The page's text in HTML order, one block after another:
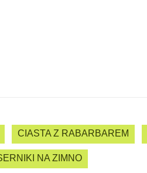
CIASTA Z RABARBAREM
NA ZIMNO